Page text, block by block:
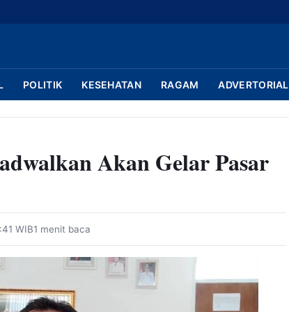
POLITIK KESEHATAN RAGAM ADVERTORIAL
Akan Gelar Pasar
WIB1 menit baca